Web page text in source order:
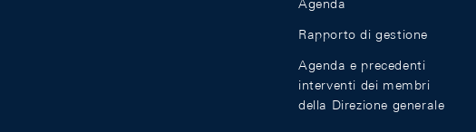
Agenda
Rapporto di gestione
Agenda e precedenti
interventi dei membri
della Direzione generale